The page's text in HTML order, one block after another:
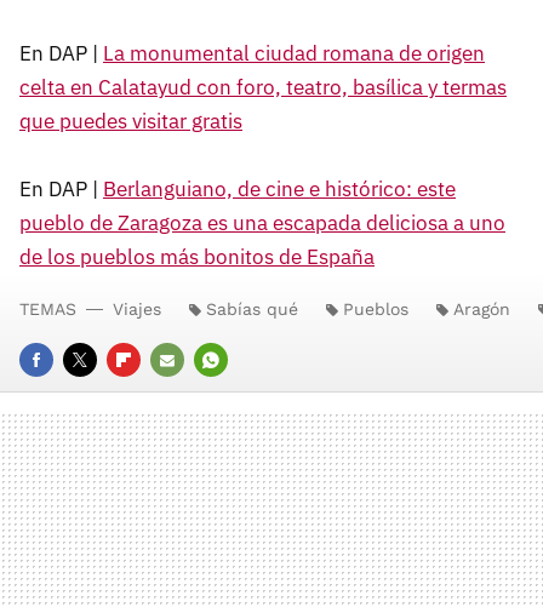
En DAP | La monumental ciudad romana de origen
celta en Calatayud con foro, teatro, basílica y termas
que puedes visitar gratis
En DAP | Berlanguiano, de cine e histórico: este
pueblo de Zaragoza es una escapada deliciosa a uno
de los pueblos más bonitos de España
FACEBOOK
TWITTERFLIPBOARD
E-
MAIL
WHATSAPP
TEMAS Viajes Sabías qué Pueblos Aragón